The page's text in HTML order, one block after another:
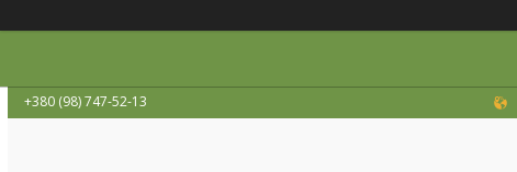
+380 (98) 747-52-13